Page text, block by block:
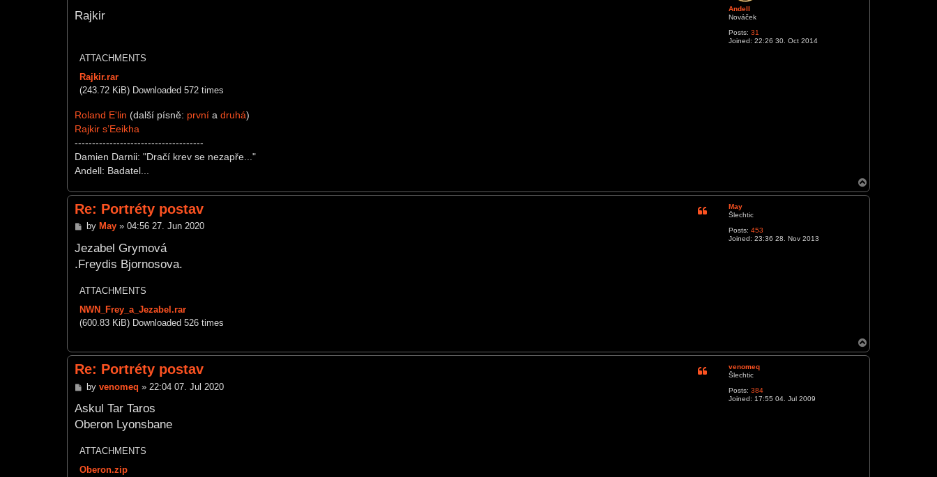
Andell
Nováček
Posts: 31
Joined: 22:26 30. Oct 2014
s
Rajkir
ATTACHMENTS
Rajkir.rar
(243.72 KiB) Downloaded 572 times
Roland E'lin (další písně: první a druhá)
Rajkir s’Eeikha
-------------------------------------
Damien Darnii: "Dračí krev se nezapře..."
Andell: Badatel...
o
p
May
Šlechtic
Posts: 453
Joined: 23:36 28. Nov 2013
Re: Portréty postav
P
s
by May» 04:56 27. Jun 2020
Jezabel Grymová
.Freydis Bjornosova.
ATTACHMENTS
NWN_Frey_a_Jezabel.rar
(600.83 KiB) Downloaded 526 times
o
p
venomeq
Šlechtic
Posts: 384
Joined: 17:55 04. Jul 2009
Re: Portréty postav
P
s
by venomeq » 22:04 07. Jul 2020
Askul Tar Taros
Oberon Lyonsbane
ATTACHMENTS
Oberon.zip